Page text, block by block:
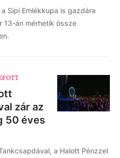
Sipi Emlékkupa is gazdára
13-án mérhetik össze
zár az
50 éves
a Halott Pénzzel